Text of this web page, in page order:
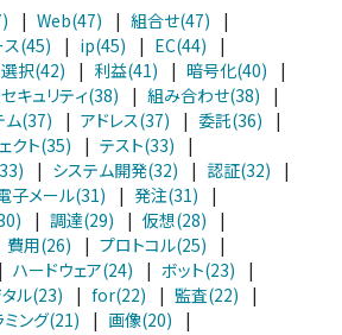
| Web(47) | 組合せ(47)
|
ス(45) | ip(45) | EC(44)
|
選択(42) | 利益(41) | 暗号化(40)
|
キュリティ(38) | 組み合わせ(38)
|
ム(37) | アドレス(37) | 委託(36)
|
クト(35) | テスト(33)
|
| システム開発(32) | 認証(32)
|
子メール(31) | 発注(31)
|
| 調達(29) | 仮想(28)
|
費用(26) | プロトコル(25)
|
| ハードウェア(24) | ボット(23)
|
ル(23) | for(22) | 監査(22)
|
ング(21) | 画像(20)
|